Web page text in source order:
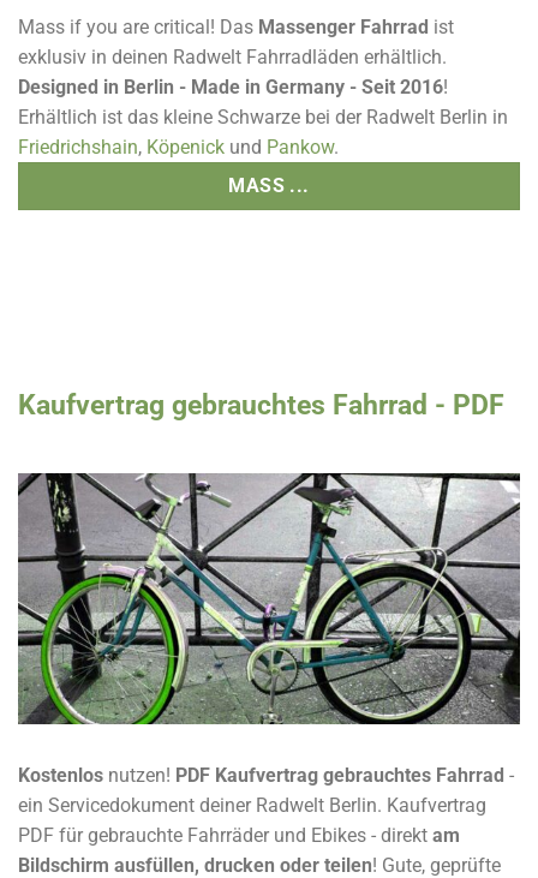
Berlin
Mass if you are critical! Das Massenger Fahrrad ist
exklusiv in deinen Radwelt Fahrradläden erhältlich.
Designed in Berlin - Made in Germany - Seit 2016!
Erhältlich ist das kleine Schwarze bei der Radwelt Berlin in
Friedrichshain, Köpenick und Pankow.
MASS ...
Kaufvertrag gebrauchtes Fahrrad - PDF
Kostenlos nutzen! PDF Kaufvertrag gebrauchtes Fahrrad -
ein Servicedokument deiner Radwelt Berlin. Kaufvertrag
PDF für gebrauchte Fahrräder und Ebikes - direkt am
Bildschirm ausfüllen, drucken oder teilen! Gute, geprüfte